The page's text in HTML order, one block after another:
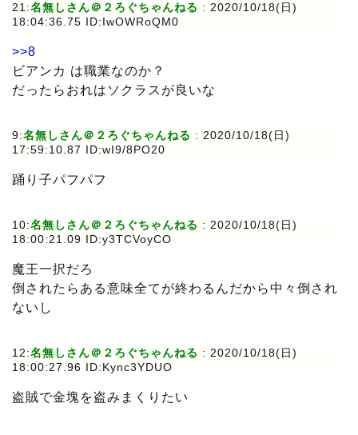
21:名無しさん＠２ろぐちゃんねる : 2020/10/18(日)
18:04:36.75 ID:IwOWRoQM0
>>8
ビアンカ は職業なのか？
だったらおれはソクラスが良いな
9:名無しさん＠２ろぐちゃんねる : 2020/10/18(日)
17:59:10.87 ID:wI9/8PO20
踊り子パフパフ
10:名無しさん＠２ろぐちゃんねる : 2020/10/18(日)
18:00:21.09 ID:y3TCVoyCO
魔王一択だろ
倒されたらある意味全てが終わるんだから中々倒され
ないし
12:名無しさん＠２ろぐちゃんねる : 2020/10/18(日)
18:00:27.96 ID:Kync3YDUO
盗賊で金塊を盗みまくりたい